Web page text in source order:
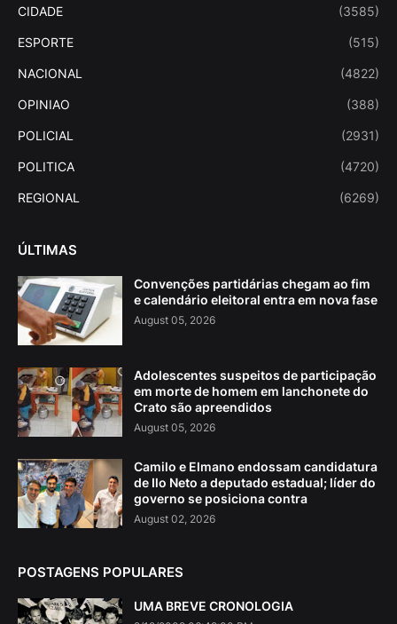
CIDADE (3585)
ESPORTE (515)
NACIONAL (4822)
OPINIAO (388)
POLICIAL (2931)
POLITICA (4720)
REGIONAL (6269)
ÚLTIMAS
Convenções partidárias chegam ao fim
e calendário eleitoral entra em nova fase
August 05, 2026
Adolescentes suspeitos de participação
em morte de homem em lanchonete do
Crato são apreendidos
August 05, 2026
Camilo e Elmano endossam candidatura
de Ilo Neto a deputado estadual; líder do
governo se posiciona contra
August 02, 2026
POSTAGENS POPULARES
UMA BREVE CRONOLOGIA